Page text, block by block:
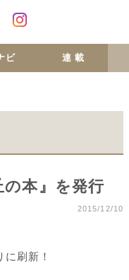
Facebookでシェア
ビ 連 載
本』を発行
2015/12/10
刷新！